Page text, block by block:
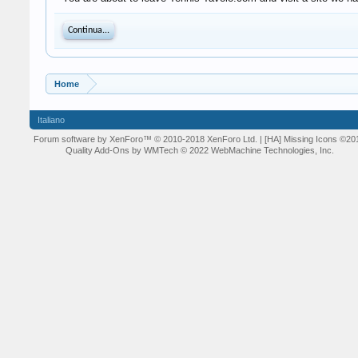
Continua...
Home
Italiano
Forum software by XenForo™ © 2010-2018 XenForo Ltd. | [HA] Missing Icons
Quality Add-Ons by WMTech © 2022 WebMachine Technologies, Inc.